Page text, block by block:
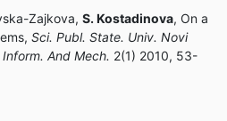
Zajkova, S. Kostadinova, On a
Sci. Publ. State. Univ. Novi
And Mech. 2(1) 2010, 53-